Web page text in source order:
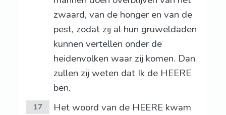
zwaard, van de honger en van de
pest, zodat zij al hun gruweldaden
kunnen vertellen onder de
heidenvolken waar zij komen. Dan
zullen zij weten dat Ik de HEERE
ben.
17
Het woord van de HEERE kwam